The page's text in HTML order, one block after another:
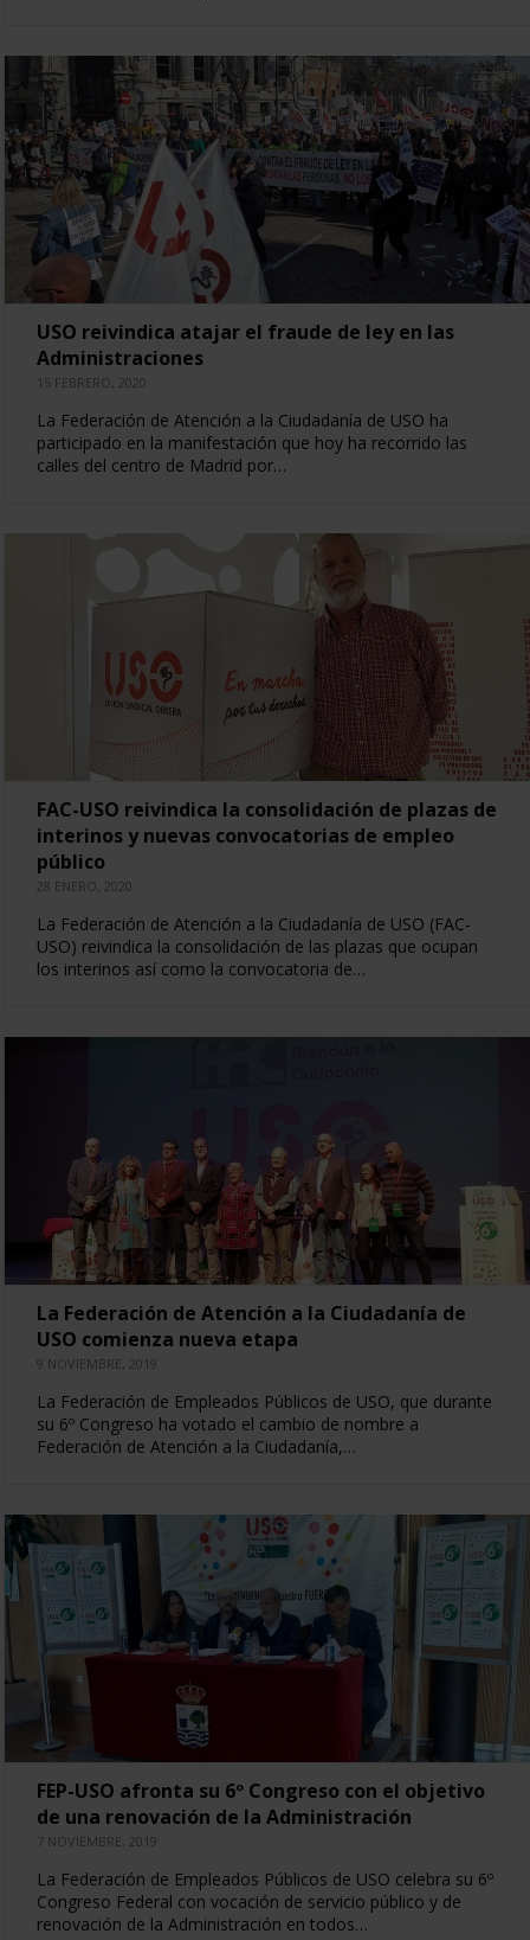
USO reivindica atajar el fraude de ley en las
Administraciones
15 FEBRERO, 2020
La Federación de Atención a la Ciudadanía de USO ha
participado en la manifestación que hoy ha recorrido las
calles del centro de Madrid por…
FAC-USO reivindica la consolidación de plazas de
interinos y nuevas convocatorias de empleo
público
28 ENERO, 2020
La Federación de Atención a la Ciudadanía de USO (FAC-
USO) reivindica la consolidación de las plazas que ocupan
los interinos así como la convocatoria de…
La Federación de Atención a la Ciudadanía de
USO comienza nueva etapa
9 NOVIEMBRE, 2019
La Federación de Empleados Públicos de USO, que durante
su 6º Congreso ha votado el cambio de nombre a
Federación de Atención a la Ciudadanía,…
FEP-USO afronta su 6º Congreso con el objetivo
de una renovación de la Administración
7 NOVIEMBRE, 2019
La Federación de Empleados Públicos de USO celebra su 6º
Congreso Federal con vocación de servicio público y de
renovación de la Administración en todos…